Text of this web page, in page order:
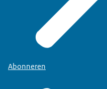
Abonneren